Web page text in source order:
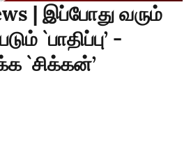
| இப்போது வரும்
`பாதிப்பு’ -
`சிக்கன்’